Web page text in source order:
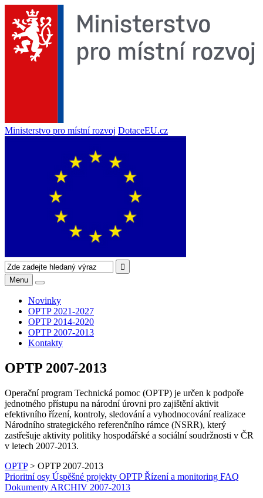
Ministerstvo pro místní rozvoj DotaceEU.cz
Menu
Novinky
OPTP 2021-2027
OPTP 2014-2020
OPTP 2007-2013
Kontakty
OPTP 2007-2013
Operační program Technická pomoc (OPTP) je určen k podpoře
jednotného přístupu na národní úrovni pro zajištění aktivit
efektivního řízení, kontroly, sledování a vyhodnocování realizace
Národního strategického referenčního rámce (NSRR), který
zastřešuje aktivity politiky hospodářské a sociální soudržnosti v ČR
v letech 2007-2013.
OPTP> OPTP 2007-2013
Prioritní osy Úspěšné projekty OPTPŘízení a monitoring FAQ
Dokumenty ARCHIV 2007-2013